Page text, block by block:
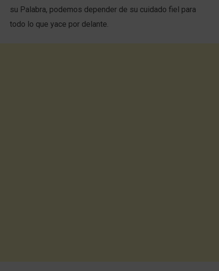
su Palabra, podemos depender de su cuidado fiel para
todo lo que yace por delante.